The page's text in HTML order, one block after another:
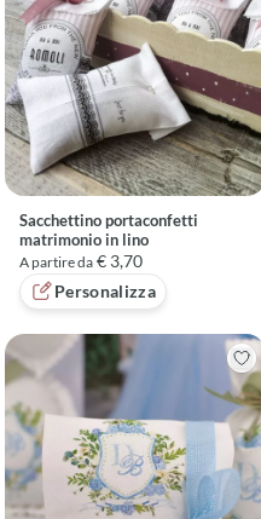
Sacchettino portaconfetti
matrimonio in lino
A partire da € 3,70
Personalizza